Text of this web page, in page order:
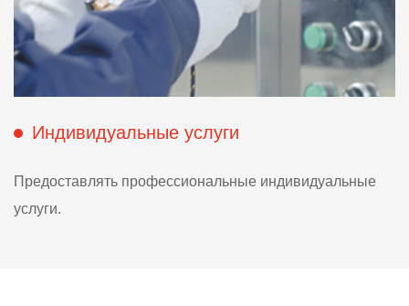
Индивидуальные услуги
Предоставлять профессиональные индивидуальные
услуги.